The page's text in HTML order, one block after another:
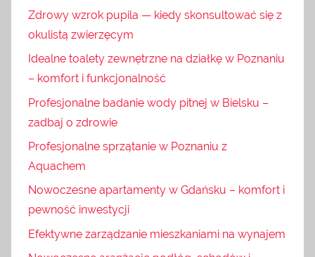
Zdrowy wzrok pupila — kiedy skonsultować się z
okulistą zwierzęcym
Idealne toalety zewnętrzne na działkę w Poznaniu
– komfort i funkcjonalność
Profesjonalne badanie wody pitnej w Bielsku –
zadbaj o zdrowie
Profesjonalne sprzątanie w Poznaniu z
Aquachem
Nowoczesne apartamenty w Gdańsku – komfort i
pewność inwestycji
Efektywne zarządzanie mieszkaniami na wynajem